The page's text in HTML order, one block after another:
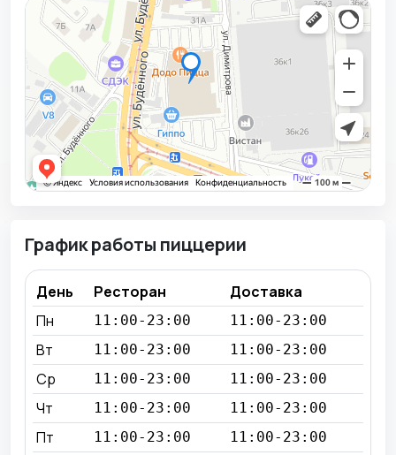
График работы пиццерии
День Ресторан
Доставка
Пн
11:00-23:00 11:00-23:00
Вт 11:00-23:00 11:00-23:00
Ср 11:00-23:00 11:00-23:00
Чт 11:00-23:00 11:00-23:00
Пт 11:00-23:00 11:00-23:00